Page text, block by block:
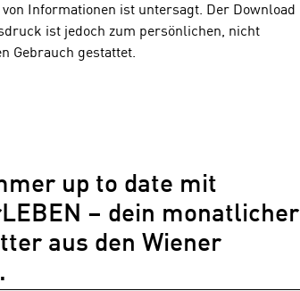
Informationen ist untersagt. Der Download
ist jedoch zum persönlichen, nicht
Gebrauch gestattet.
up to date mit
– dein monatlicher
aus den Wiener